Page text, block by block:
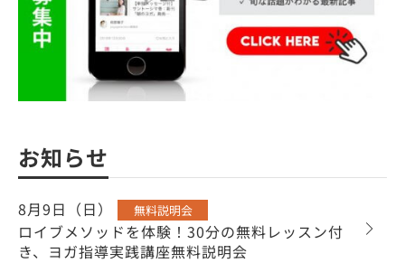
お知らせ
8月9日（日） 無料説明会
ロイブメソッドを体験！30分の無料レッスン付
き、ヨガ指導実践講座無料説明会